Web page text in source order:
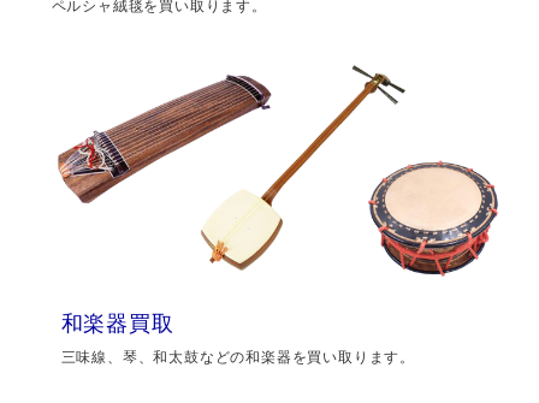
ペルシャ絨毯を買い取ります。
和楽器買取
三味線、琴、和太鼓などの和楽器を買い取ります。